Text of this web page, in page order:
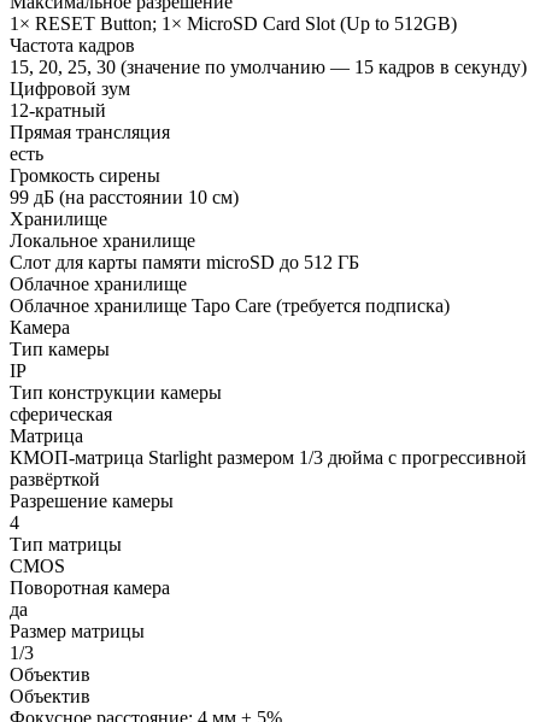
1× RESET Button; 1× MicroSD Card Slot (Up to 512GB)
Частота кадров
15, 20, 25, 30 (значение по умолчанию — 15 кадров в секунду)
Цифровой зум
12-кратный
Прямая трансляция
есть
Громкость сирены
99 дБ (на расстоянии 10 см)
Хранилище
Локальное хранилище
Слот для карты памяти microSD до 512 ГБ
Облачное хранилище
Облачное хранилище Tapo Care (требуется подписка)
Камера
Тип камеры
IP
Тип конструкции камеры
сферическая
Матрица
КМОП-матрица Starlight размером 1/3 дюйма с прогрессивной
развёрткой
Разрешение камеры
4
Тип матрицы
CMOS
Поворотная камера
да
Размер матрицы
1/3
Объектив
Объектив
Фокусное расстояние: 4 мм ± 5%